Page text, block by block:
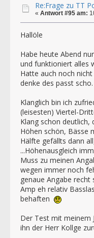
Re:Frage zu TT
« Antwort #95 am:
Hallöle
Habe heute Abend
und funktioniert alles
Hatte auch noch
denke des passt scho.
Klanglich bin ich
(leisesten) Viertel-
Klang schon
Höhen schön, Bässe
Hälfte gefällts dann
...Höhenausgleich
Muss zu meinen
wegen immer noch
genaue Angabe
Amp eh relativ
behaften
Der Test mit meinem
ihn der Herr Kollge